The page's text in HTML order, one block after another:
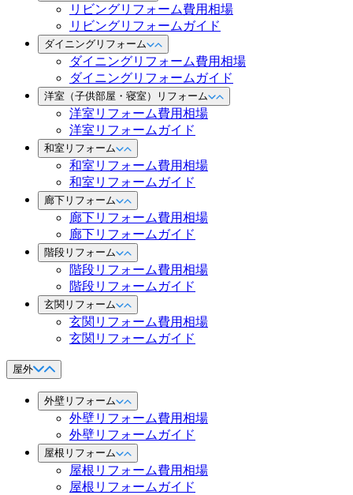
リビングリフォーム費用相場
リビングリフォームガイド
ダイニングリフォーム
ダイニングリフォーム費用相場
ダイニングリフォームガイド
洋室（子供部屋・寝室）リフォーム
洋室リフォーム費用相場
洋室リフォームガイド
和室リフォーム
和室リフォーム費用相場
和室リフォームガイド
廊下リフォーム
廊下リフォーム費用相場
廊下リフォームガイド
階段リフォーム
階段リフォーム費用相場
階段リフォームガイド
玄関リフォーム
玄関リフォーム費用相場
玄関リフォームガイド
屋外
外壁リフォーム
外壁リフォーム費用相場
外壁リフォームガイド
屋根リフォーム
屋根リフォーム費用相場
屋根リフォームガイド